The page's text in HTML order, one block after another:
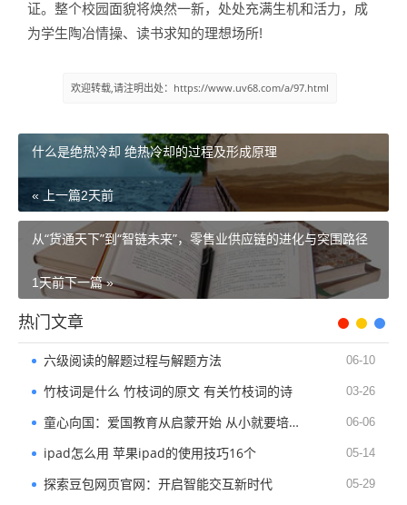
证。整个校园面貌将焕然一新，处处充满生机和活力，成
为学生陶冶情操、读书求知的理想场所!
欢迎转载,请注明出处：https://www.uv68.com/a/97.html
什么是绝热冷却 绝热冷却的过程及形成原理
« 上一篇2天前
从“货通天下”到“智链未来”，零售业供应链的进化与突围路径
下一篇 »
1天前
热门文章
六级阅读的解题过程与解题方法 06-10
竹枝词是什么 竹枝词的原文 有关竹枝词的诗 03-26
童心向国：爱国教育从启蒙开始 从小就要培养爱国心 06-06
ipad怎么用 苹果ipad的使用技巧16个 05-14
探索豆包网页官网：开启智能交互新时代 05-29